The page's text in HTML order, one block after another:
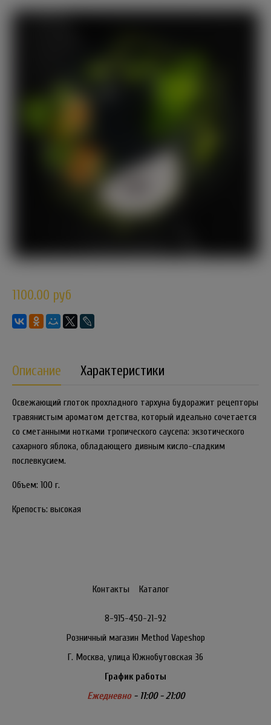
1100.00 руб
Описание Характеристики
Освежающий глоток прохладного тархуна будоражит рецепторы
травянистым ароматом детства, который идеально сочетается
со сметанными нотками тропического саусепа: экзотического
сахарного яблока, обладающего дивным кисло-сладким
послевкусием.
Объем: 100 г.
Крепость: высокая
Контакты Каталог
8-915-450-21-92
Розничный магазин Method Vapeshop
Г. Москва, улица Южнобутовская 36
График работы
Ежедневно- 11:00 - 21:00